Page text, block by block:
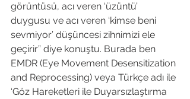
görüntüsü, acı veren ‘üzüntü’
duygusu ve acı veren ‘kimse beni
sevmiyor’ düşüncesi zihnimizi ele
geçirir” diye konuştu. Burada ben
EMDR (Eye Movement Desensitization
and Reprocessing) veya Türkçe adı ile
‘Göz Hareketleri ile Duyarsızlaştırma